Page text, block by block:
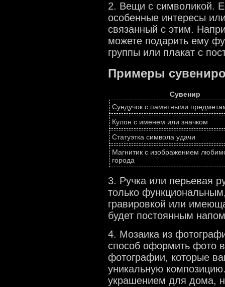
2. Вещи с символикой.
особенные интересы
связанный с этим.
можете подарить ему
группы или плакат с
Примеры
Сувенир
Сундучок с памятными
Кулон с именем или значком
Статуэтка символа удачи
Магнитик с изображением
города
3. Ручка или перьевая
только
гравировкой или
будет постоянным
4. Мозаика из
способ оформить фото
фотографии, которые
уникальную
украшением для дома,